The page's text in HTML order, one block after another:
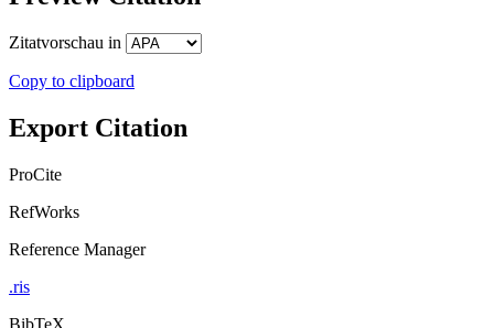
Zitatvorschau in
Copy to clipboard
Export Citation
ProCite
RefWorks
Reference Manager
.ris
BibTeX